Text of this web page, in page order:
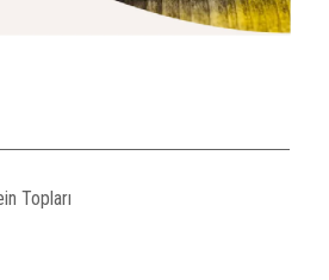
Topları